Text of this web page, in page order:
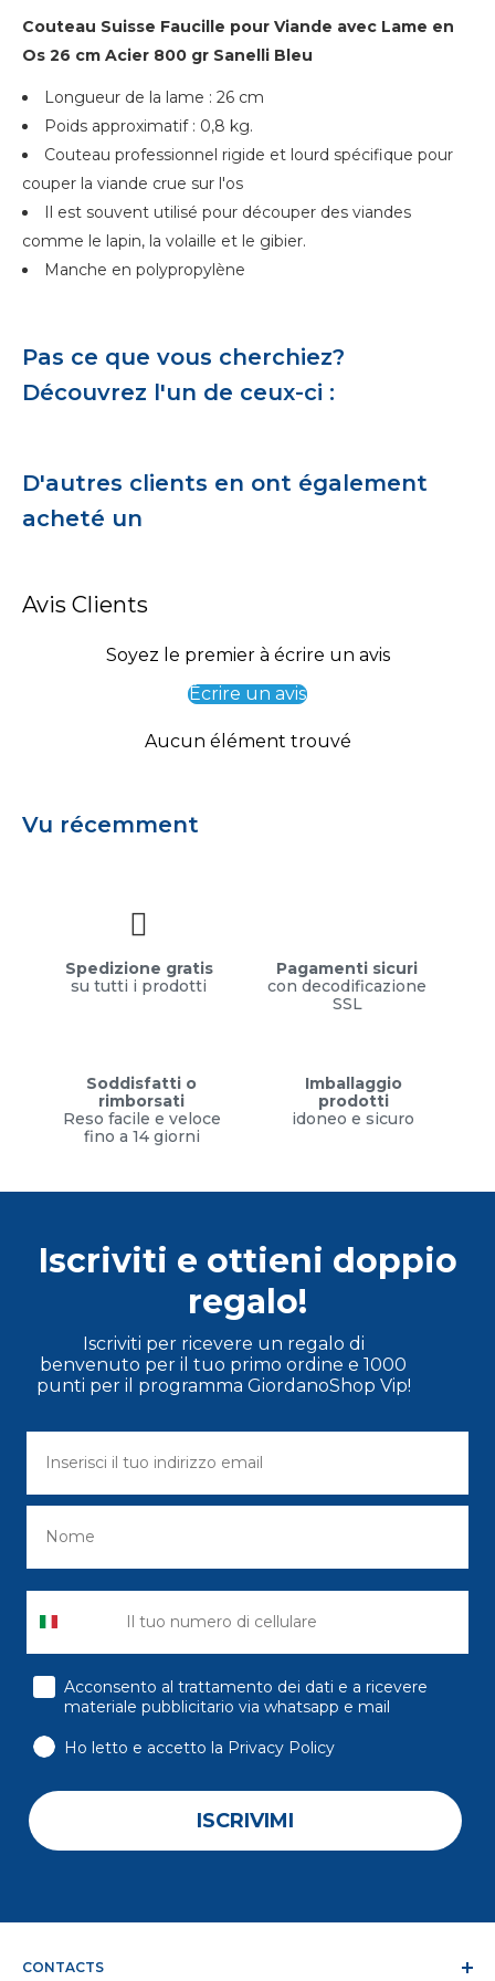
Couteau Suisse Faucille pour Viande avec Lame en
Os 26 cm Acier 800 gr Sanelli Bleu
Longueur de la lame : 26 cm
Poids approximatif : 0,8 kg.
Couteau professionnel rigide et lourd spécifique pour
couper la viande crue sur l'os
Il est souvent utilisé pour découper des viandes
comme le lapin, la volaille et le gibier.
Manche en polypropylène
Pas ce que vous cherchiez?
Découvrez l'un de ceux-ci :
D'autres clients en ont également
acheté un
Avis Clients
Soyez le premier à écrire un avis
Écrire un avis
Aucun élément trouvé
Vu récemment
Spedizione gratis
su tutti i prodotti
Pagamenti sicuri
con decodificazione
SSL
Soddisfatti o
rimborsati
Reso facile e veloce
fino a 14 giorni
Imballaggio
prodotti
idoneo e sicuro
Iscriviti e ottieni doppio
regalo!
Iscriviti per ricevere un regalo di
benvenuto per il tuo primo ordine e 1000
punti per il programma GiordanoShop Vip!
consenso
Acconsento al trattamento dei dati e a ricevere
materiale pubblicitario via whatsapp e mail
Ho letto e accetto la Privacy Policy
ISCRIVIMI
CONTACTS